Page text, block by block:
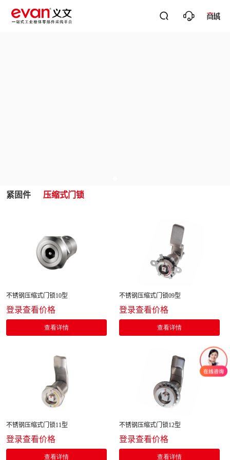
 
 关键词搜

紧固件 压缩式门锁
不锈钢压缩式门锁10型
登录查看价格
查看详情
不锈钢压缩式门锁09型
登录查看价格
查看详情
不锈钢压缩式门锁11型
登录查看价格
查看详情
不锈钢压缩式门锁12型
登录查看价格
查看详情